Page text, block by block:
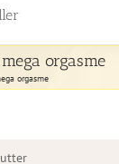
orgasme
orgasme